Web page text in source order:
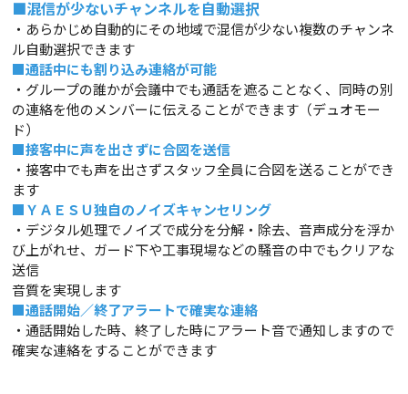
■混信が少ないチャンネルを自動選択
・あらかじめ自動的にその地域で混信が少ない複数のチャンネ
ル自動選択できます
■通話中にも割り込み連絡が可能
・グループの誰かが会議中でも通話を遮ることなく、同時の別
の連絡を他のメンバーに伝えることができます（デュオモー
ド）
■接客中に声を出さずに合図を送信
・接客中でも声を出さずスタッフ全員に合図を送ることができ
ます
■ＹＡＥＳＵ独自のノイズキャンセリング
・デジタル処理でノイズで成分を分解・除去、音声成分を浮か
び上がれせ、ガード下や工事現場などの騒音の中でもクリアな
送信
音質を実現します
■通話開始／終了アラートで確実な連絡
・通話開始した時、終了した時にアラート音で通知しますので
確実な連絡をすることができます